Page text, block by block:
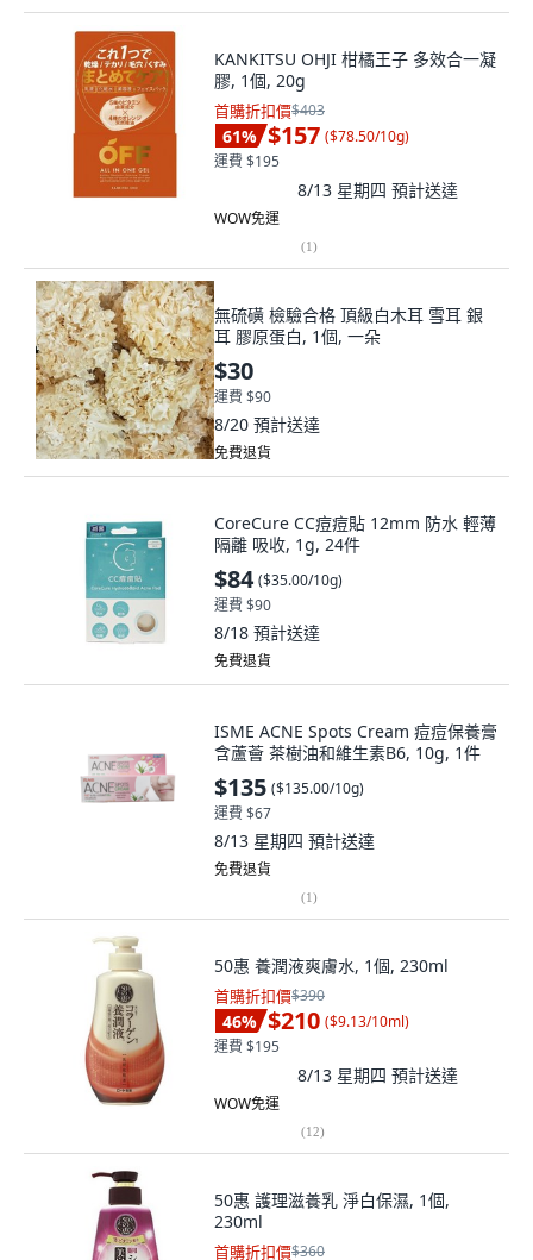
KANKITSU OHJI 柑橘王子 多效合一凝
膠, 1個, 20g
首購折扣價$403
61% $157 ($78.50/10g)
運費 $195
8/13 星期四 預計送達
WOW免運
(1)
無硫磺 檢驗合格 頂級白木耳 雪耳 銀
耳 膠原蛋白, 1個, 一朵
$30
運費 $90
8/20 預計送達
免費退貨
CoreCure CC痘痘貼 12mm 防水 輕薄
隔離 吸收, 1g, 24件
$84 ($35.00/10g)
運費 $90
8/18 預計送達
免費退貨
ISME ACNE Spots Cream 痘痘保養膏
含蘆薈 茶樹油和維生素B6, 10g, 1件
$135 ($135.00/10g)
運費 $67
8/13 星期四 預計送達
免費退貨
(1)
50惠 養潤液爽膚水, 1個, 230ml
首購折扣價$390
46% $210 ($9.13/10ml)
運費 $195
8/13 星期四 預計送達
WOW免運
(12)
50惠 護理滋養乳 淨白保濕, 1個,
230ml
首購折扣價$360